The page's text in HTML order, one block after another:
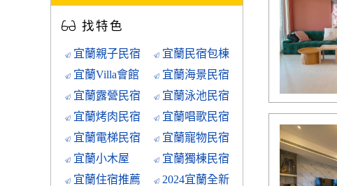
找特色
宜蘭親子民宿
宜蘭民宿包棟
宜蘭Villa會館
宜蘭海景民宿
宜蘭露營民宿
宜蘭泳池民宿
宜蘭烤肉民宿
宜蘭唱歌民宿
宜蘭電梯民宿
宜蘭寵物民宿
宜蘭小木屋
宜蘭獨棟民宿
宜蘭住宿推薦
2024宜蘭全新